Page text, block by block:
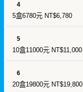
4
5盒6780元 NT$6,780
5
10盒11000元 NT$11,000
6
20盒19800元 NT$19,800